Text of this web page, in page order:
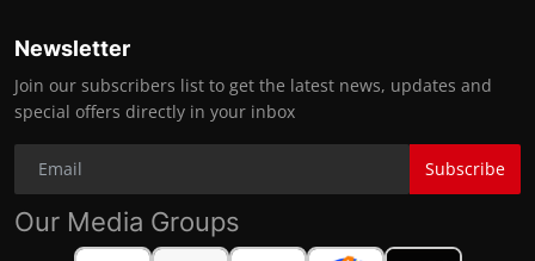
Newsletter
Join our subscribers list to get the latest news, updates and
special offers directly in your inbox
Subscribe
Our Media Groups